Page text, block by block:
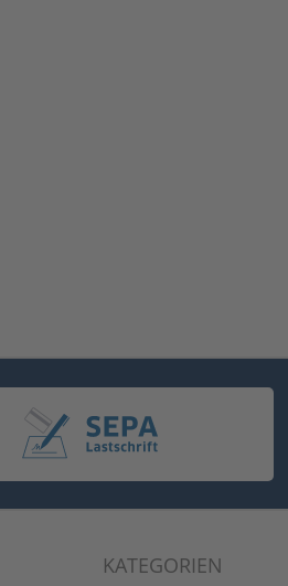
KATEGORIEN